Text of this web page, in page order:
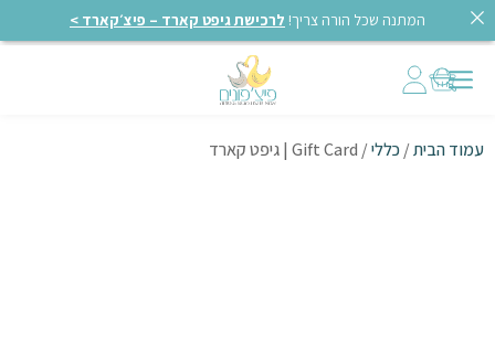
המתנה שכל הורה צריך! לרכישת גיפט קארד – פיצ׳קארד >
עמוד הבית/כללי/ Gift Card | גיפט קארד